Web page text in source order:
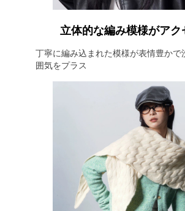
立体的な編み模様がアク
丁寧に編み込まれた模様が表情豊かで
囲気をプラス